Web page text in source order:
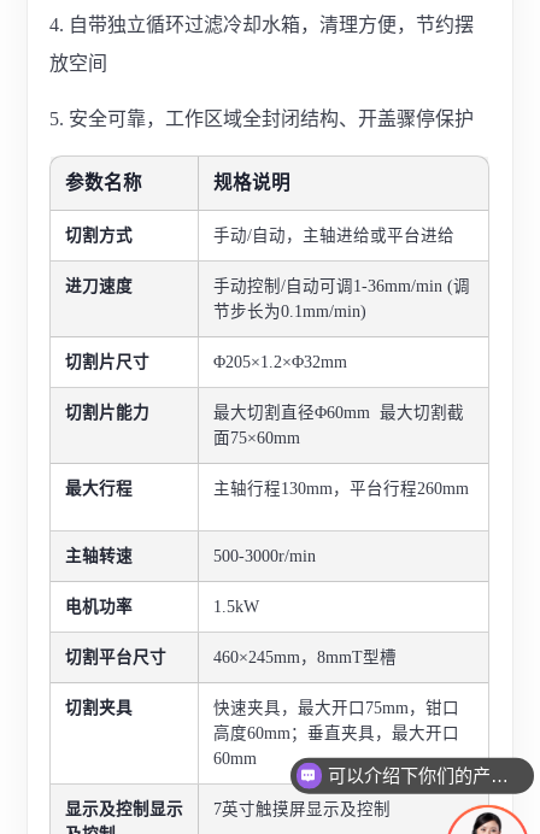
4. 自带独立循环过滤冷却水箱，清理方便，节约摆
放空间
5. 安全可靠，工作区域全封闭结构、开盖骤停保护
参数名称 规格说明
切割方式 手动/自动，主轴进给或平台进给
进刀速度
手动控制/自动可调1-36mm/min (调
节步长为0.1mm/min)
切割片尺寸 Φ205×1.2×Φ32mm
切割片能力 最大切割直径Φ60mm最大切割截
面75×60mm
最大行程 主轴行程130mm，平台行程260mm
主轴转速 500-3000r/min
电机功率 1.5kW
切割平台尺寸 460×245mm，8mmT型槽
切割夹具
快速夹具，最大开口75mm，钳口
高度60mm；垂直夹具，最大开口
60mm
显示及控制显示
7英寸触摸屏显示及控制
可以介绍下你们的产品么